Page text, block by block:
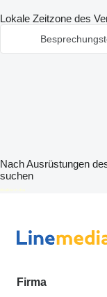
Lokale Zeitzone des
Nach Ausrüstungen
suchen
disallow-in-dsa
Firma